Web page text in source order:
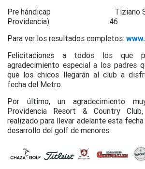
Pre hándicap Tiziano
Providencia) 46
Para ver los resultados completos:
Felicitaciones a todos los que
agradecimiento especial a los padres
que los chicos llegarán al club a
fecha del Metro.
Por último, un agradecimiento
Providencia Resort & Country
realizado para llevar adelante esta
desarrollo del golf de menores.